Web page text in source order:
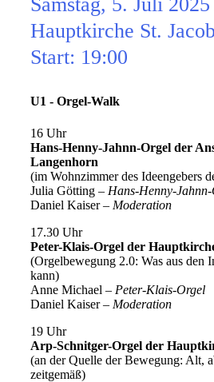
Hauptkirche St.
Start: 19:00
U1 - Orgel-Walk
16 Uhr
Hans-Henny-Jahnn-Orgel der
Langenhorn
(im Wohnzimmer des Ideengebers
Julia Götting – Hans-Henny-
Daniel Kaiser – Moderation
17.30 Uhr
Peter-Klais-Orgel der
(Orgelbewegung 2.0: Was aus den
kann)
Anne Michael – Peter-Klais-Orgel
Daniel Kaiser– Moderation
19 Uhr
Arp-Schnitger-Orgel der
(an der Quelle der Bewegung: Alt,
zeitgemäß)